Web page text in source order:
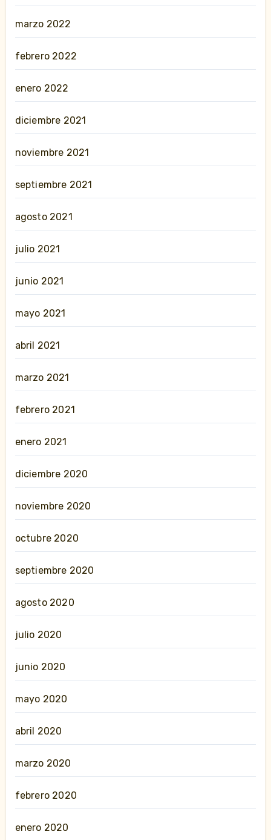
marzo 2022
febrero 2022
enero 2022
diciembre 2021
noviembre 2021
septiembre 2021
agosto 2021
julio 2021
junio 2021
mayo 2021
abril 2021
marzo 2021
febrero 2021
enero 2021
diciembre 2020
noviembre 2020
octubre 2020
septiembre 2020
agosto 2020
julio 2020
junio 2020
mayo 2020
abril 2020
marzo 2020
febrero 2020
enero 2020